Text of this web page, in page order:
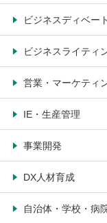
ビジネスディベー
ビジネスライティ
営業・マーケティ
IE・生産管理
事業開発
DX人材育成
自治体・学校・病